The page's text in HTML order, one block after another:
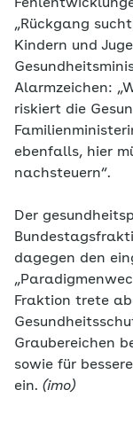
„Rückgang
Kindern und
Alarmzeichen:
riskiert die
ebenfalls, hier
nachsteuern“.
Der
dagegen den
Fraktion trete
Graubereichen
sowie für
ein. (imo)